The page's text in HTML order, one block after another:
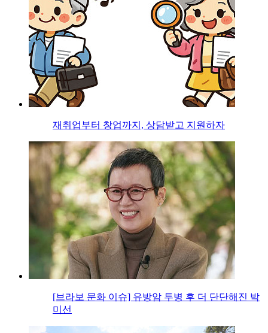
재취업부터 창업까지, 상담받고 지원하자
[브라보 문화 이슈] 유방암 투병 후 더 단단해진 박
미선